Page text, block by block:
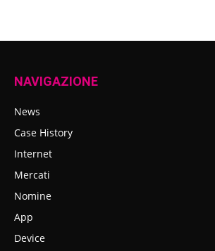
NAVIGAZIONE
News
Case History
Internet
Mercati
Nomine
App
Device